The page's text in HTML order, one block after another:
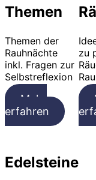
Themen
Themen der
Rauhnächte
inkl. Fragen zur
Selbstreflexion
Mehr
erfahren
zu
Edelsteine